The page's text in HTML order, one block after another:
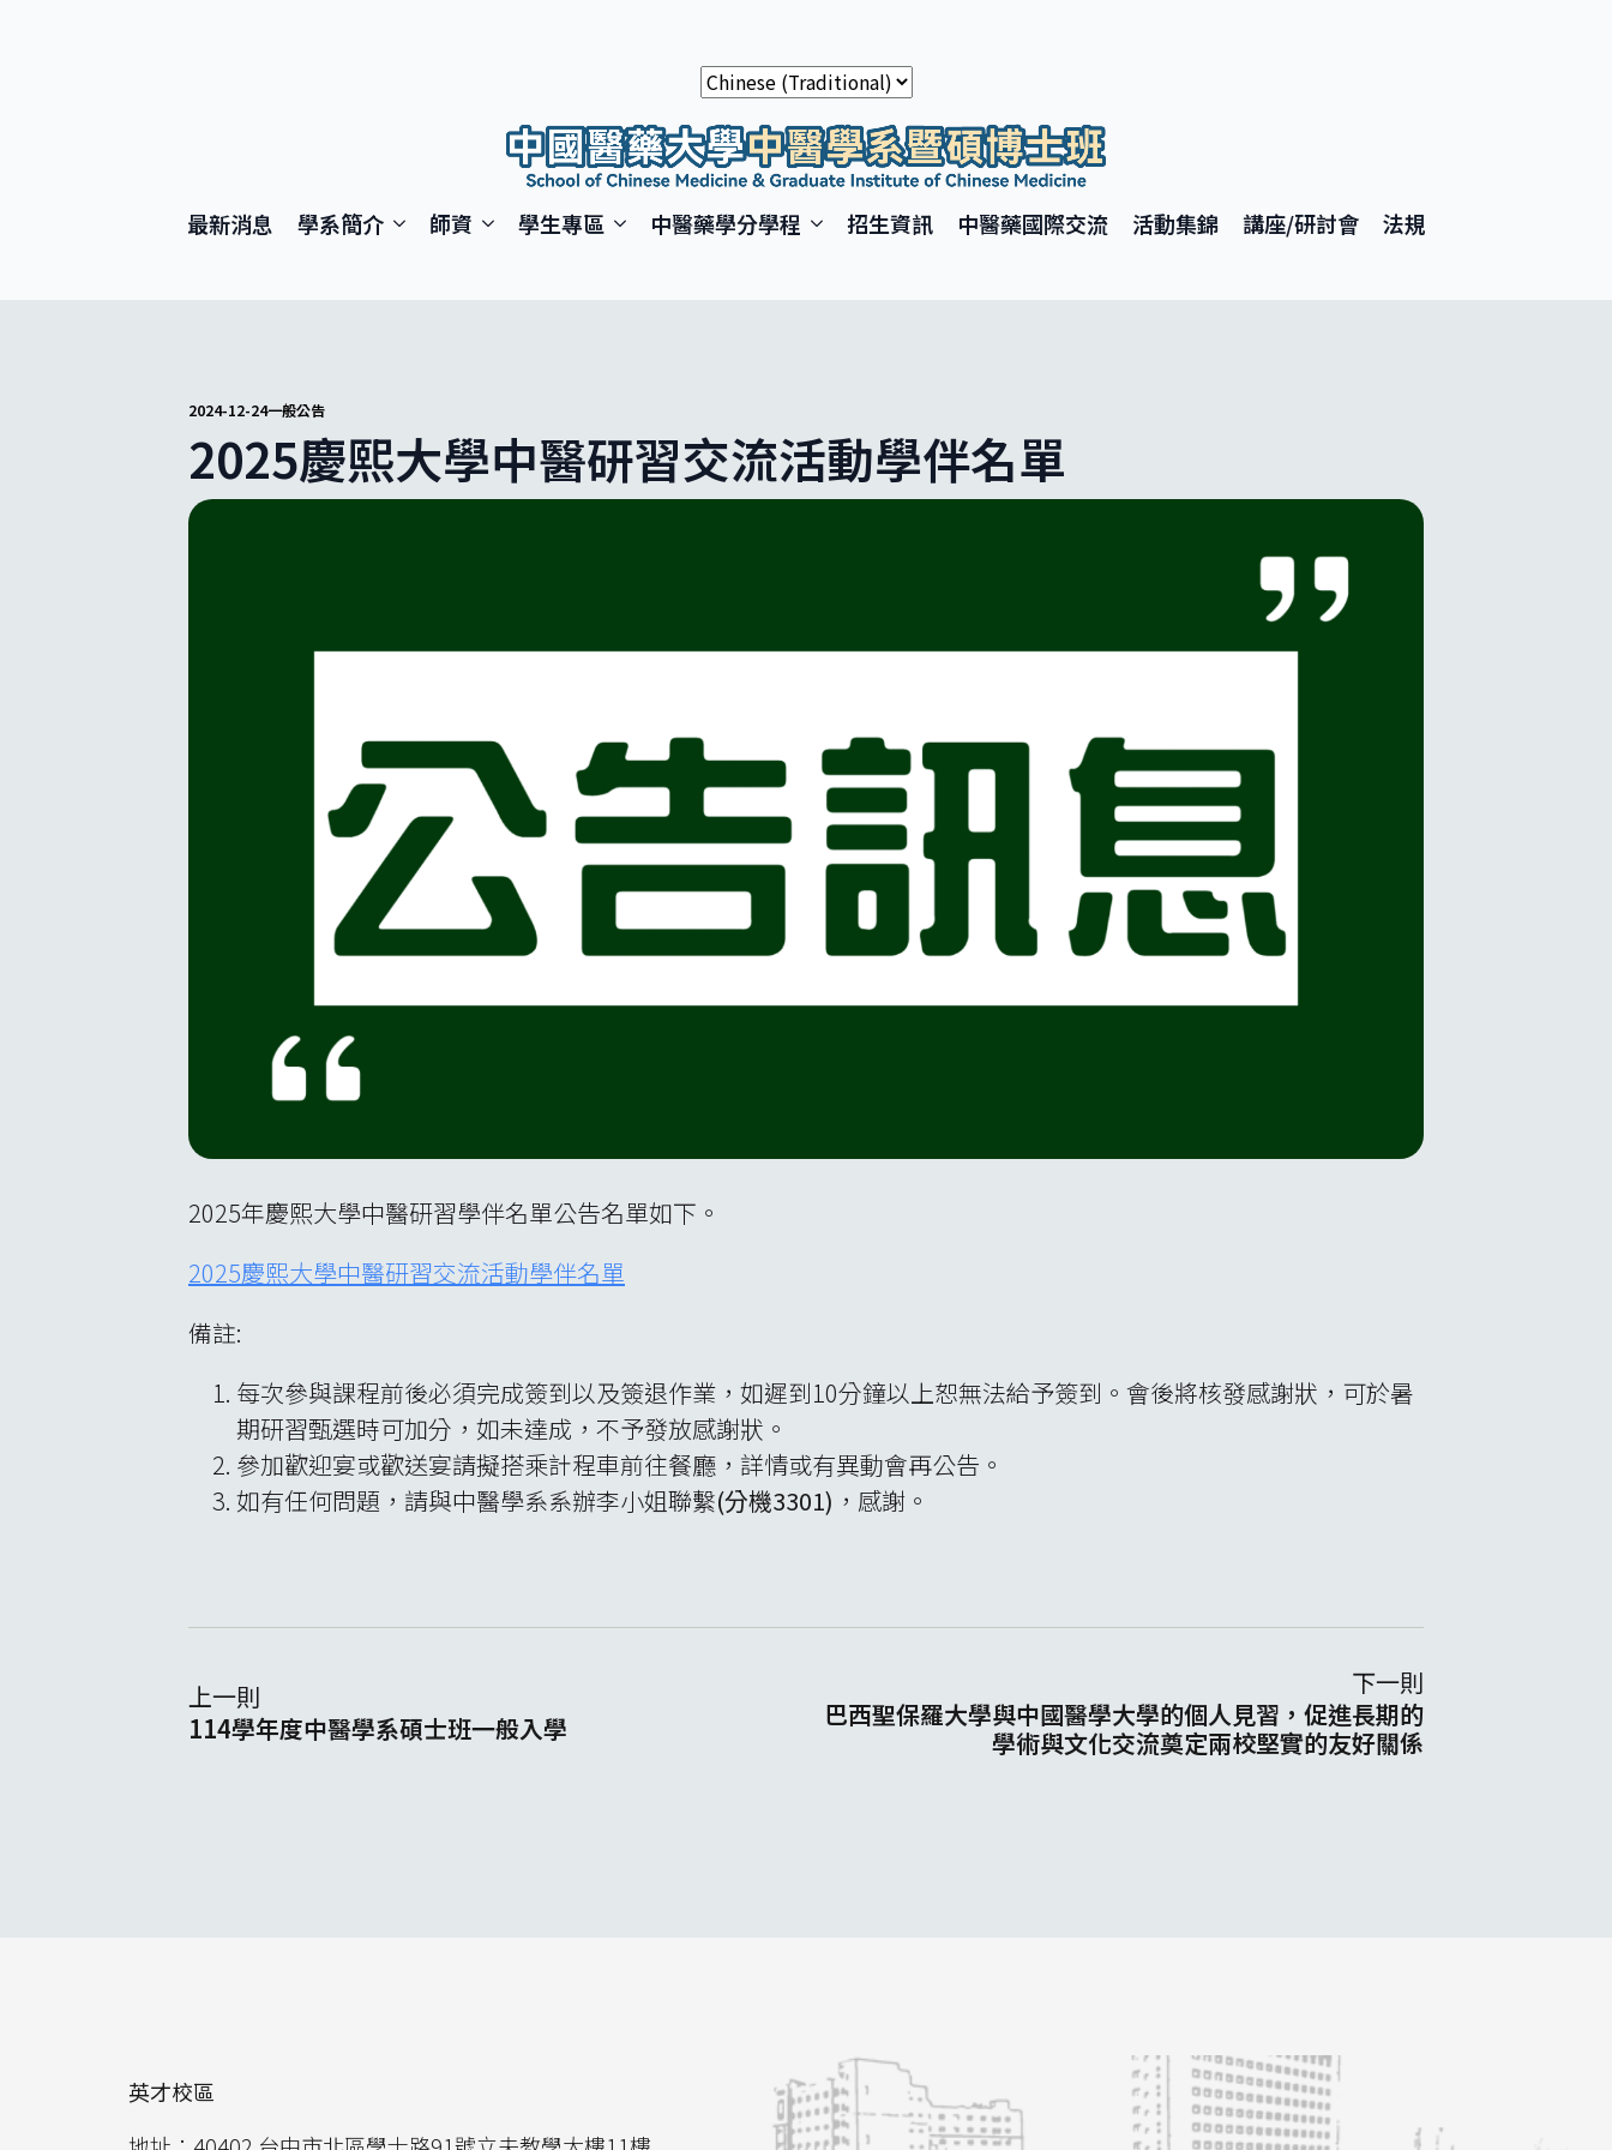
最新消息 學系簡介 師資 學生專區 中醫藥學分學程 招生資訊 中醫藥國際交流 活動集錦 講座/研討會 法規
2024-12-24一般公告
2025慶熙大學中醫研習交流活動學伴名單
2025年慶熙大學中醫研習學伴名單公告名單如下。
2025慶熙大學中醫研習交流活動學伴名單
備註:
每次參與課程前後必須完成簽到以及簽退作業，如遲到10分鐘以上恕無法給予簽到。會後將核發感謝狀，可於暑
期研習甄選時可加分，如未達成，不予發放感謝狀。
參加歡迎宴或歡送宴請擬搭乘計程車前往餐廳，詳情或有異動會再公告。
如有任何問題，請與中醫學系系辦李小姐聯繫(分機3301) ，感謝。
上一則
114學年度中醫學系碩士班一般入學
下一則
巴西聖保羅大學與中國醫學大學的個人見習，促進長期的
學術與文化交流奠定兩校堅實的友好關係
英才校區